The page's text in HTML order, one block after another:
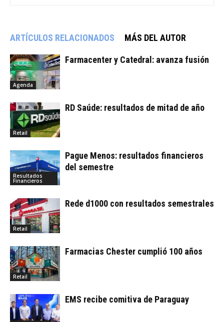
ARTÍCULOS RELACIONADOS MÁS DEL AUTOR
Agenda
Farmacenter y Catedral: avanza fusión
Retail
RD Saúde: resultados de mitad de año
Resultados
Financieros
Pague Menos: resultados financieros
del semestre
Retail
Rede d1000 con resultados semestrales
Retail
Farmacias Chester cumplió 100 años
EMS recibe comitiva de Paraguay